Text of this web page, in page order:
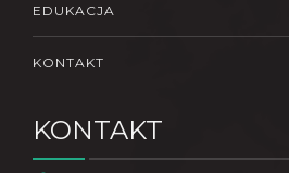
EDUKACJA
KONTAKT
KONTAKT